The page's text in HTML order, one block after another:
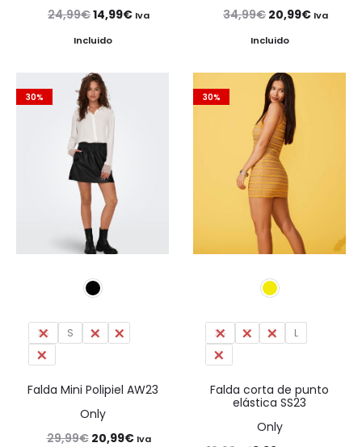
24,99€El
precio
era:
24,99€.
14,99€ElIva
Incluido
34,99€ El
precio
era:
34,99€.
20,99€ElIva
Incluido
30%
XS S M
L
XL
Falda Mini Polipiel AW23
Only
29,99€ El
20,99€ElIva
30%
XS S M
L
XL
Falda corta de punto
elástica SS23
Only